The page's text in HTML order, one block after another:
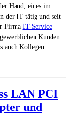
Hand, eines im
der IT tätig und seit
Firma IT-Service
Kunden
auch Kollegen.
LAN PCI
und